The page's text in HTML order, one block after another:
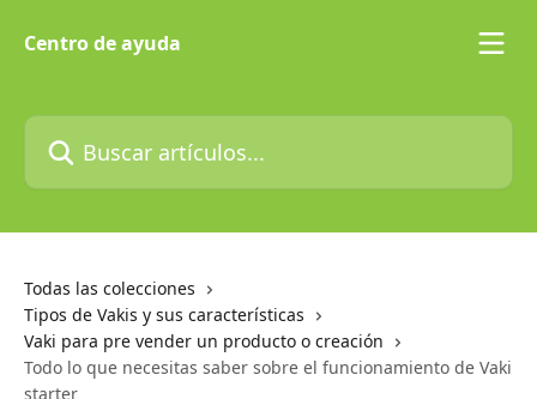
Centro de ayuda
Buscar artículos...
Todas las colecciones
Tipos de Vakis y sus características
Vaki para pre vender un producto o creación
Todo lo que necesitas saber sobre el funcionamiento de Vaki
starter